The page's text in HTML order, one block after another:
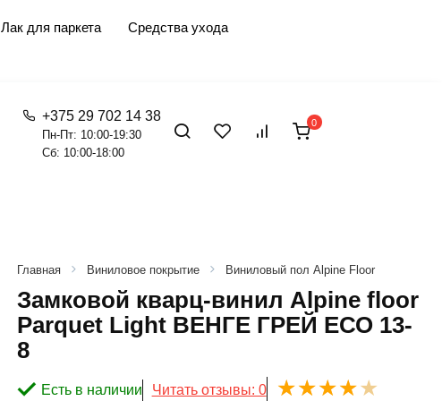
Лак для паркета Средства ухода
+375 29 702 14 38
Пн-Пт: 10:00-19:30
Сб: 10:00-18:00
0
Главная Виниловое покрытие Виниловый пол Alpine Floor
Замковой кварц-винил Alpine floor
Parquet Light ВЕНГЕ ГРЕЙ ЕСО 13-
8
Есть в наличии Читать отзывы: 0